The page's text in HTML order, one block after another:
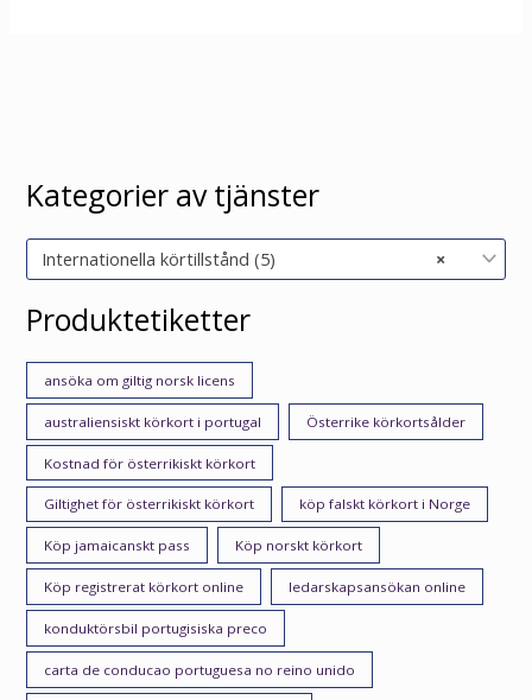
Kategorier av tjänster
×
Internationella körtillstånd (5)
Produktetiketter
ansöka om giltig norsk licens
australiensiskt körkort i portugal Österrike körkortsålder
Kostnad för österrikiskt körkort
Giltighet för österrikiskt körkort köp falskt körkort i Norge
Köp jamaicanskt pass Köp norskt körkort
Köp registrerat körkort online ledarskapsansökan online
konduktörsbil portugisiska preco
carta de conducao portuguesa no reino unido